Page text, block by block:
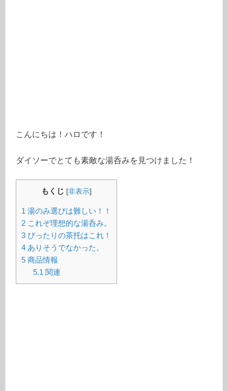
こんにちは！ハロです！
ダイソーでとても素敵な湯呑みを見つけました！
もくじ [非表示]
1 湯のみ選びは難しい！！
2 これぞ理想的な湯呑み。
3 ぴったりの茶托はこれ！
4 ありそうでなかった。
5 商品情報
5.1 関連